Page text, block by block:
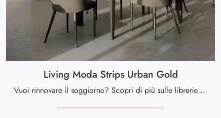
Living Moda Strips Urban Gold
Vuoi rinnovare il soggiorno? Scopri di più sulle librerie moderne componibili e arreda i tuoi interni con il modello Living Moda Strips Urban Gold.